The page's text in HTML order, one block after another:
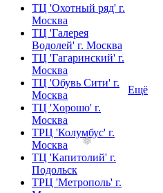
ТЦ 'Охотный ряд' г.
Москва
ТЦ 'Галерея
Водолей' г. Москва
ТЦ 'Гагаринский' г.
Москва
ТЦ 'Обувь Сити' г.
Москва
ТЦ 'Хорошо' г.
Москва
ТРЦ 'Колумбус' г.
Москва
ТЦ 'Капитолий' г.
Подольск
ТРЦ 'Метрополь' г.
Ещё